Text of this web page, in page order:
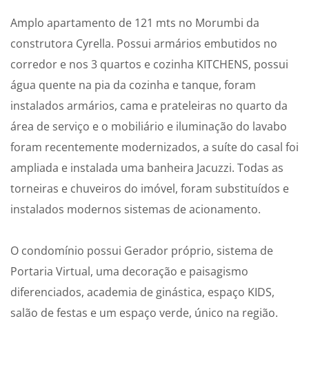
Amplo apartamento de 121 mts no Morumbi da
construtora Cyrella. Possui armários embutidos no
corredor e nos 3 quartos e cozinha KITCHENS, possui
água quente na pia da cozinha e tanque, foram
instalados armários, cama e prateleiras no quarto da
área de serviço e o mobiliário e iluminação do lavabo
foram recentemente modernizados, a suíte do casal foi
ampliada e instalada uma banheira Jacuzzi. Todas as
torneiras e chuveiros do imóvel, foram substituídos e
instalados modernos sistemas de acionamento.
O condomínio possui Gerador próprio, sistema de
Portaria Virtual, uma decoração e paisagismo
diferenciados, academia de ginástica, espaço KIDS,
salão de festas e um espaço verde, único na região.